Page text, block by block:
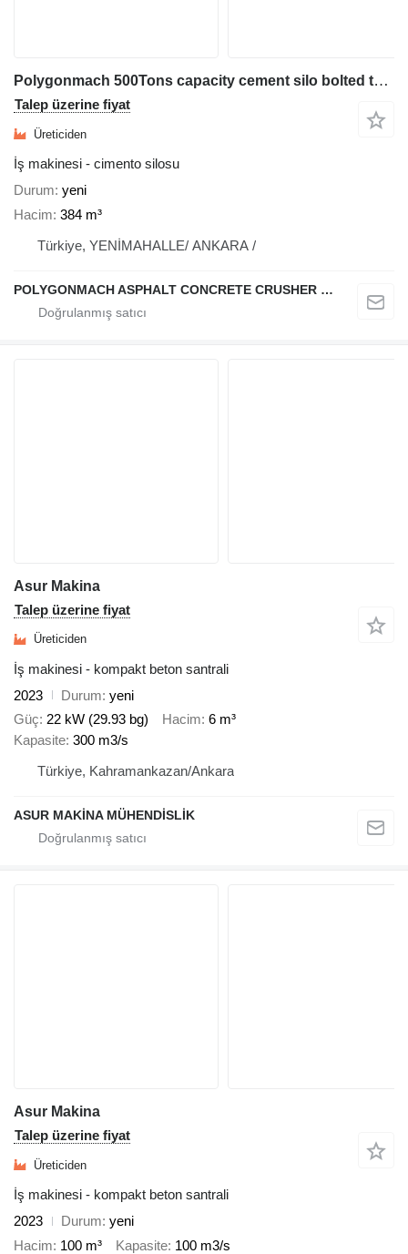
Polygonmach 500Tons capacity cement silo bolted type
Talep üzerine fiyat
Üreticiden
İş makinesi - cimento silosu
Durum yeni
Hacim 384 m³
Türkiye, YENİMAHALLE/ ANKARA /
POLYGONMACH ASPHALT CONCRETE CRUSHER SYSTEMS
Asur Makina
Talep üzerine fiyat
Üreticiden
İş makinesi - kompakt beton santrali
2023
Durum yeni
Güç 22 kW (29.93 bg) Hacim 6 m³
Kapasite 300 m3/s
Türkiye, Kahramankazan/Ankara
ASUR MAKİNA MÜHENDİSLİK
Asur Makina
Talep üzerine fiyat
Üreticiden
İş makinesi - kompakt beton santrali
2023
Durum yeni
Hacim 100 m³ Kapasite 100 m3/s